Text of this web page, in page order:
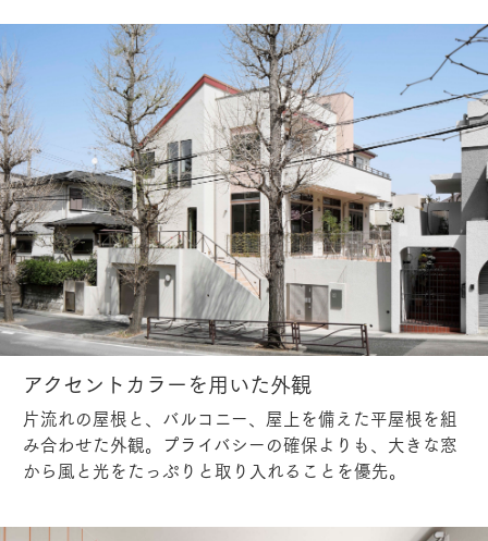
アクセントカラーを用いた外観
片流れの屋根と、バルコニー、屋上を備えた平屋根を組
み合わせた外観。プライバシーの確保よりも、大きな窓
から風と光をたっぷりと取り入れることを優先。